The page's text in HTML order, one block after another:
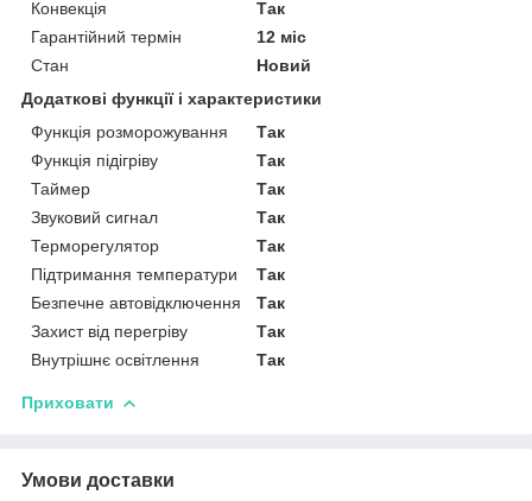
Конвекція
Так
Гарантійний термін
12 міс
Стан
Новий
Додаткові функції і характеристики
Функція розморожування
Так
Функція підігріву
Так
Таймер
Так
Звуковий сигнал
Так
Терморегулятор
Так
Підтримання температури
Так
Безпечне автовідключення
Так
Захист від перегріву
Так
Внутрішнє освітлення
Так
Приховати
Умови доставки